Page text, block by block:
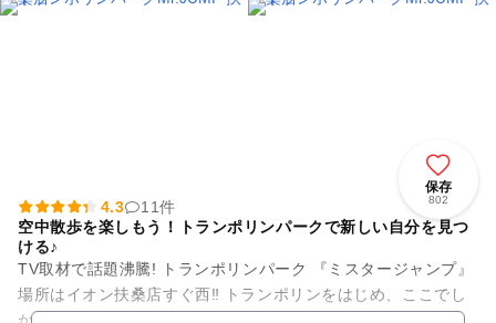
保存
802
4.3
11件
空中散歩を楽しもう！トランポリンパークで新しい自分を見つ
ける♪
TV取材で話題沸騰! トランポリンパーク 『ミスタージャンプ』
場所はイオン扶桑店すぐ西‼ トランポリンをはじめ、ここでし
か体験できないアトラクションが盛り沢山‼ 話題のスラックラ